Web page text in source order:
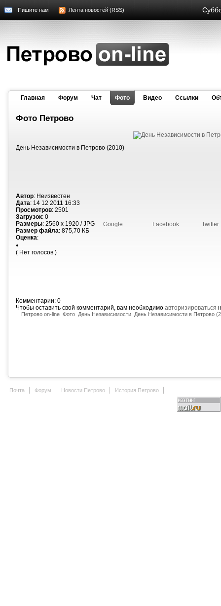
Пишите нам Лента новостей (RSS)
Главная Форум Чат Фото Видео Cсылки
Фото Петрово
День Независимости в Петрово (2010)
Автор: Неизвестен
Дата: 14 12 2011 16:33
Просмотров: 2501
Загрузок: 0
Размеры: 2560 x 1920 / JPG
Размер файла: 875,70 КБ
Оценка:
( Нет голосов )
Google Facebook Twitter
Комментарии: 0
Чтобы оставить свой комментарий, вам необходимо авторизироваться
Петрово on-line Фото День Независимости День Независимости в Петрово
Почта Форум Новости Петрово История Петрово